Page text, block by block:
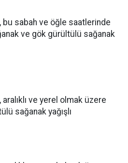
bu sabah ve öğle saatlerinde
ve gök gürültülü sağanak
ve yerel olmak üzere
sağanak yağışlı